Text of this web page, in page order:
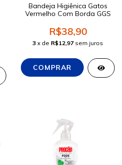
Bandeja Higiênica Gatos
Vermelho Com Borda GGS
R$38,90
3 x de R$12,97 sem juros